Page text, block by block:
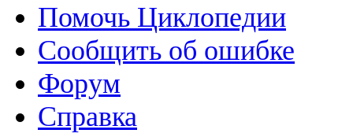
Помочь Циклопедии
Сообщить об ошибке
Форум
Справка